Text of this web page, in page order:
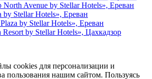
Avenue by Stellar Hotels», Ереван
by Stellar Hotels», Ереван
by Stellar Hotels», Ереван
by Stellar Hotels», Цахкадзор
cookies для персонализации и
пользования нашим сайтом. Пользуясь